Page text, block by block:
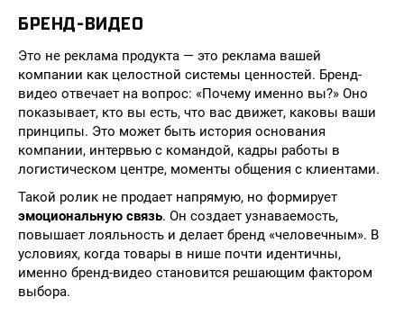
БРЕНД-ВИДЕО
Это не реклама продукта — это реклама вашей
компании как целостной системы ценностей. Бренд-
видео отвечает на вопрос: «Почему именно вы?» Оно
показывает, кто вы есть, что вас движет, каковы ваши
принципы. Это может быть история основания
компании, интервью с командой, кадры работы в
логистическом центре, моменты общения с клиентами.
Такой ролик не продает напрямую, но формирует
эмоциональную связь. Он создает узнаваемость,
повышает лояльность и делает бренд «человечным». В
условиях, когда товары в нише почти идентичны,
именно бренд-видео становится решающим фактором
выбора.